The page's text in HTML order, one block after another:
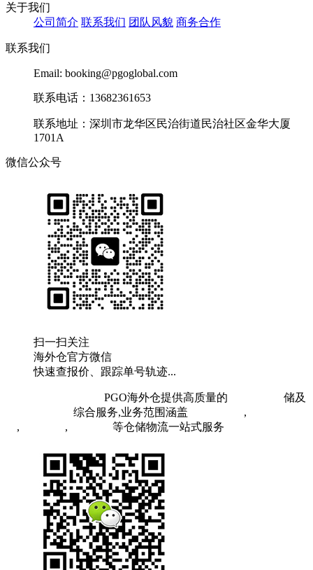
关于我们
公司简介 联系我们 团队风貌 商务合作
联系我们
Email: booking@pgoglobal.com
联系电话：13682361653
联系地址：深圳市龙华区民治街道民治社区金华大厦
1701A
微信公众号
扫一扫关注
海外仓官方微信
快速查报价、跟踪单号轨迹...
PGO海外仓提供高质量的
储及
综合服务,业务范围涵盖 ,
, , 等仓储物流一站式服务